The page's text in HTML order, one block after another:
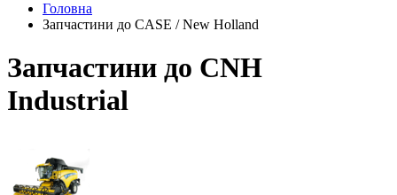
Головна
Запчастини до CASE / New Holland
Запчастини до CNH
Industrial